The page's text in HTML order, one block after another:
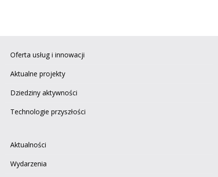
Oferta usług i innowacji
Aktualne projekty
Dziedziny aktywności
Technologie przyszłości
Aktualności
Wydarzenia